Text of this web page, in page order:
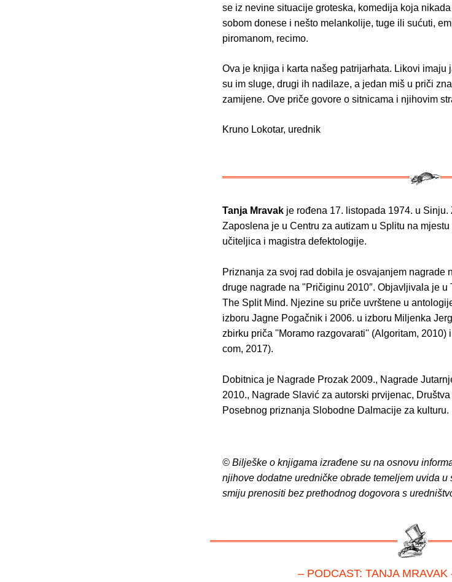
se iz nevine situacije groteska, komedija koja
sobom donese i nešto melankolije, tuge ili sućuti,
piromanom, recimo.
Ova je knjiga i karta našeg patrijarhata. Likovi imaju
su im sluge, drugi ih nadilaze, a jedan miš u priči
zamijene. Ove priče govore o sitnicama i njihovim
Kruno Lokotar, urednik
Tanja Mravak je rođena 17. listopada 1974. u
Zaposlena je u Centru za autizam u Splitu na
učiteljica i magistra defektologije.
Priznanja za svoj rad dobila je osvajanjem nagrade
druge nagrade na "Pričiginu 2010″. Objavljivala je u
The Split Mind. Njezine su priče uvrštene u
izboru Jagne Pogačnik i 2006. u izboru Miljenka
zbirku priča ''Moramo razgovarati'' (Algoritam,
com, 2017).
Dobitnica je Nagrade Prozak 2009., Nagrade
2010., Nagrade Slavić za autorski prvijenac,
Posebnog priznanja Slobodne Dalmacije za kulturu.
© Bilješke o knjigama izrađene su na osnovu
njihove dodatne uredničke obrade temeljem uvida u
smiju prenositi bez prethodnog dogovora s
– PODCAST: TANJA MRAVAK